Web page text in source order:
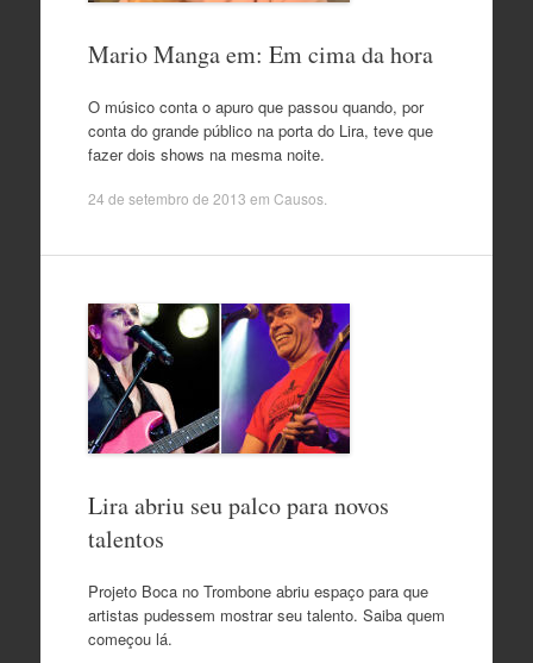
Mario Manga em: Em cima da hora
O músico conta o apuro que passou quando, por
conta do grande público na porta do Lira, teve que
fazer dois shows na mesma noite.
24 de setembro de 2013 em Causos.
Lira abriu seu palco para novos
talentos
Projeto Boca no Trombone abriu espaço para que
artistas pudessem mostrar seu talento. Saiba quem
começou lá.